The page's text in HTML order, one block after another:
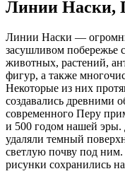
Линии Наски,
Линии Наски —
засушливом побережье
животных, растений,
фигур, а также
Некоторые из них
создавались древними
современного Перу
и 500 годом нашей эры.
удаляли темный
светлую почву под ним.
рисунки сохранились